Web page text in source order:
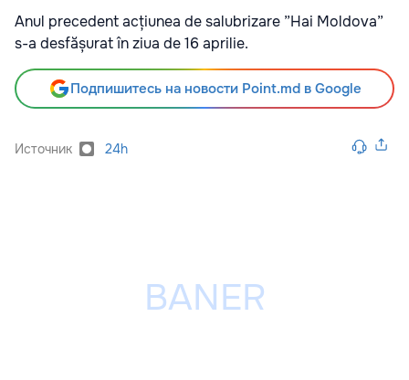
Anul precedent acțiunea de salubrizare ”Hai Moldova”
s-a desfășurat în ziua de 16 aprilie.
Подпишитесь на новости Point.md в Google
Источник 24h